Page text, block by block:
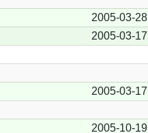
2005-03-28
2005-03-17
2005-03-17
2005-10-19